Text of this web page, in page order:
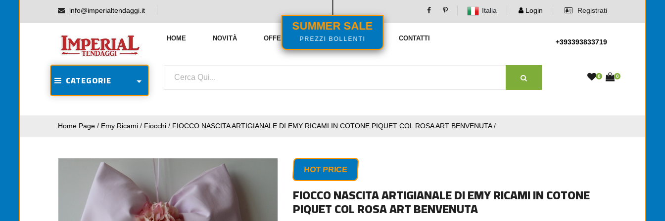
SUMMER SALE
PREZZI BOLLENTI
info@imperialtendaggi.it Italia Login Registrati
HOME NOVITÀ OFFERTE VENDITE FLASH CONTATTI +393393833719
CATEGORIE 0 0
Home Page / Emy Ricami / Fiocchi / FIOCCO NASCITA ARTIGIANALE DI EMY RICAMI IN COTONE PIQUET COL ROSA ART BENVENUTA/
HOT PRICE
FIOCCO NASCITA ARTIGIANALE DI EMY RICAMI IN COTONE
PIQUET COL ROSA ART BENVENUTA